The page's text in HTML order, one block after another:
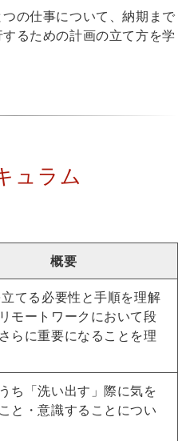
の仕事について、納期まで
るための計画の立て方を学
ュラム
概要
てる必要性と手順を理解
モートワークにおいて段
らに重要になることを理
ち「洗い出す」際に気を
と・意識することについ